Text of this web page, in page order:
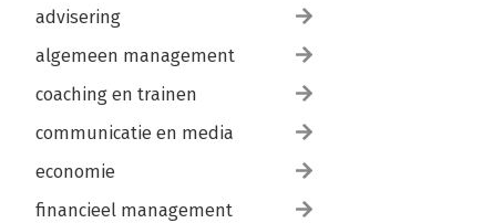
advisering
algemeen management
coaching en trainen
communicatie en media
economie
financieel management